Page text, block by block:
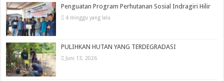
Penguatan Program Perhutanan Sosial Indragiri Hilir
4 minggu yang lalu
PULIHKAN HUTAN YANG TERDEGRADASI
Juni 13, 2026